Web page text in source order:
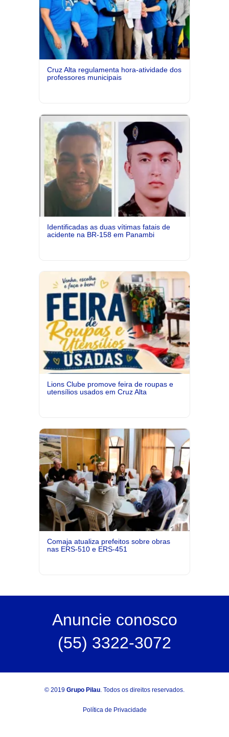
Cruz Alta regulamenta hora-atividade dos
professores municipais
Identificadas as duas vítimas fatais de
acidente na BR-158 em Panambi
Lions Clube promove feira de roupas e
utensílios usados em Cruz Alta
Comaja atualiza prefeitos sobre obras
nas ERS-510 e ERS-451
Anuncie conosco
(55) 3322-3072
© 2019 Grupo Pilau. Todos os direitos reservados.
Política de Privacidade